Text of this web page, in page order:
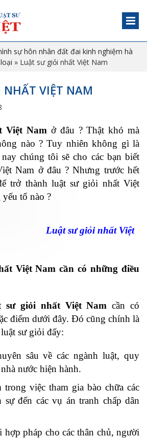
sự hôn nhân đất đai kinh nghiệm hà
» Luật sư giỏi nhất Việt Nam
NHẤT VIỆT NAM
Việt Nam ở đâu ? Thật khó mà
nào ? Tuy nhiên không gì là
chúng tôi sẽ cho các bạn biết
Nam ở đâu ? Nhưng trước hết
trở thành luật sư giỏi nhất Việt
tố nào ?
giỏi nhất Việt
Việt Nam cần có những điều
sư giỏi nhất Việt Nam cần có
điểm dưới đây. Đó cũng chính là
sư giỏi đấy:
sâu về các ngành luật, quy
nước hiện hành.
việc tham gia bào chữa các
đến các vụ án tranh chấp dân
pháp cho các thân chủ, người